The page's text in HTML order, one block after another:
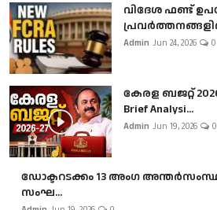
വിദേശ ഫണ്ട്
Admin Jun 24, 2026 0
കേരള ബജറ്റ്
Brief Analysi...
Admin Jun 19, 2026 0
ഡോക്ടറടക്കം 13 അംഗ
സംഘ...